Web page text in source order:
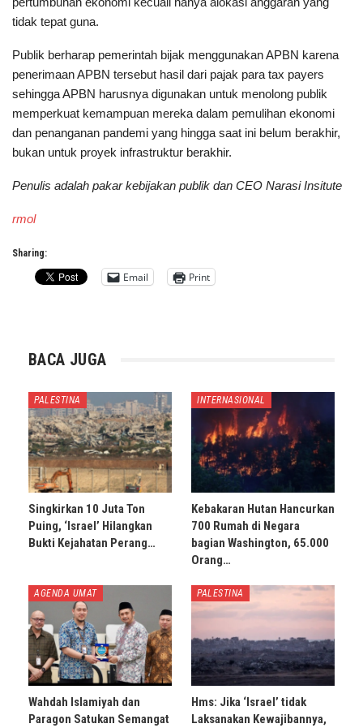
tidak tepat guna.
Publik berharap pemerintah bijak menggunakan APBN karena
penerimaan APBN tersebut hasil dari pajak para tax payers
sehingga APBN harusnya digunakan untuk menolong publik
memperkuat kemampuan mereka dalam pemulihan ekonomi
dan penanganan pandemi yang hingga saat ini belum berakhir,
bukan untuk proyek infrastruktur berakhir.
Penulis adalah pakar kebijakan publik dan CEO Narasi Insitute
rmol
Sharing:
Email Print
BACA JUGA
PALESTINA
Singkirkan 10 Juta Ton
Puing, ‘Israel’ Hilangkan
Bukti Kejahatan Perang…
INTERNASIONAL
Kebakaran Hutan Hancurkan
700 Rumah di Negara
bagian Washington, 65.000
Orang…
AGENDA UMAT
Wahdah Islamiyah dan
Paragon Satukan Semangat
PALESTINA
Hms: Jika ‘Israel’ tidak
Laksanakan Kewajibannya,